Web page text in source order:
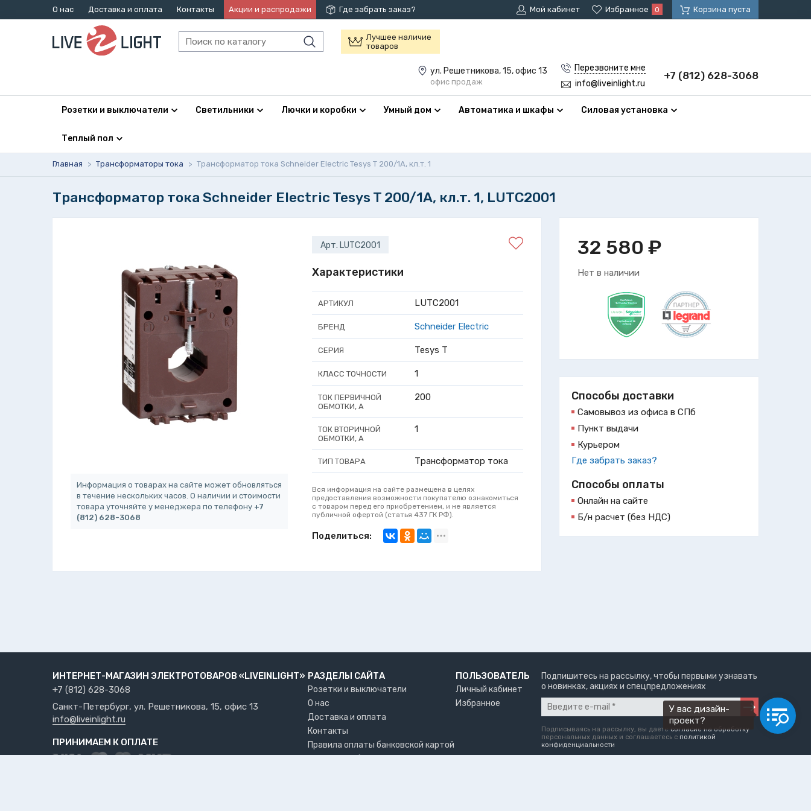
О нас Доставка и оплата Контакты Акции и распродажи Где забрать заказ? Мой кабинет Избранное 0 Корзина пуста
Лучшее наличие
товаров
ул. Решетникова, 15, офис 13
офис продаж
Перезвоните мне
info@liveinlight.ru
+7 (812) 628-3068
Розетки и выключатели Светильники Лючки и коробки Умный дом Автоматика и шкафы Силовая установка
Теплый пол
Главная > Трансформаторы тока > Трансформатор тока Schneider Electric Tesys T 200/1А, кл.т. 1
Трансформатор тока Schneider Electric Tesys T 200/1А, кл.т. 1, LUTC2001
32 580 ₽
Нет в наличии
Способы доставки
Самовывоз из офиса в СПб
Пункт выдачи
Курьером
Где забрать заказ?
Способы оплаты
Онлайн на сайте
Б/н расчет (без НДС)
Информация о товарах на сайте может обновляться
в течение нескольких часов. О наличии и стоимости
товара уточняйте у менеджера по телефону +7
(812) 628-3068
Арт. LUTC2001
Характеристики
АРТИКУЛ LUTC2001
БРЕНД Schneider Electric
СЕРИЯ Tesys T
КЛАСС ТОЧНОСТИ 1
ТОК ПЕРВИЧНОЙ
ОБМОТКИ, А
200
ТОК ВТОРИЧНОЙ
ОБМОТКИ, А
1
ТИП ТОВАРА Трансформатор тока
Вся информация на сайте размещена в целях
предоставления возможности покупателю ознакомиться
с товаром перед его приобретением, и не является
публичной офертой (статья 437 ГК РФ).
Поделиться:
ИНТЕРНЕТ-МАГАЗИН ЭЛЕКТРОТОВАРОВ «LIVEINLIGHT»
+7 (812) 628-3068
Санкт-Петербург, ул. Решетникова, 15, офис 13
info@liveinlight.ru
ПРИНИМАЕМ К ОПЛАТЕ
РАЗДЕЛЫ САЙТА
Розетки и выключатели
О нас
Доставка и оплата
Контакты
Правила оплаты банковской картой
ПОЛЬЗОВАТЕЛЬ
Личный кабинет
Избранное
Подпишитесь на рассылку, чтобы первыми узнавать
о новинках, акциях и спецпредложениях
Подписываясь на рассылку, вы даете согласие на обработку
персональных данных и соглашаетесь c политикой
конфиденциальности
У вас дизайн-
проект?